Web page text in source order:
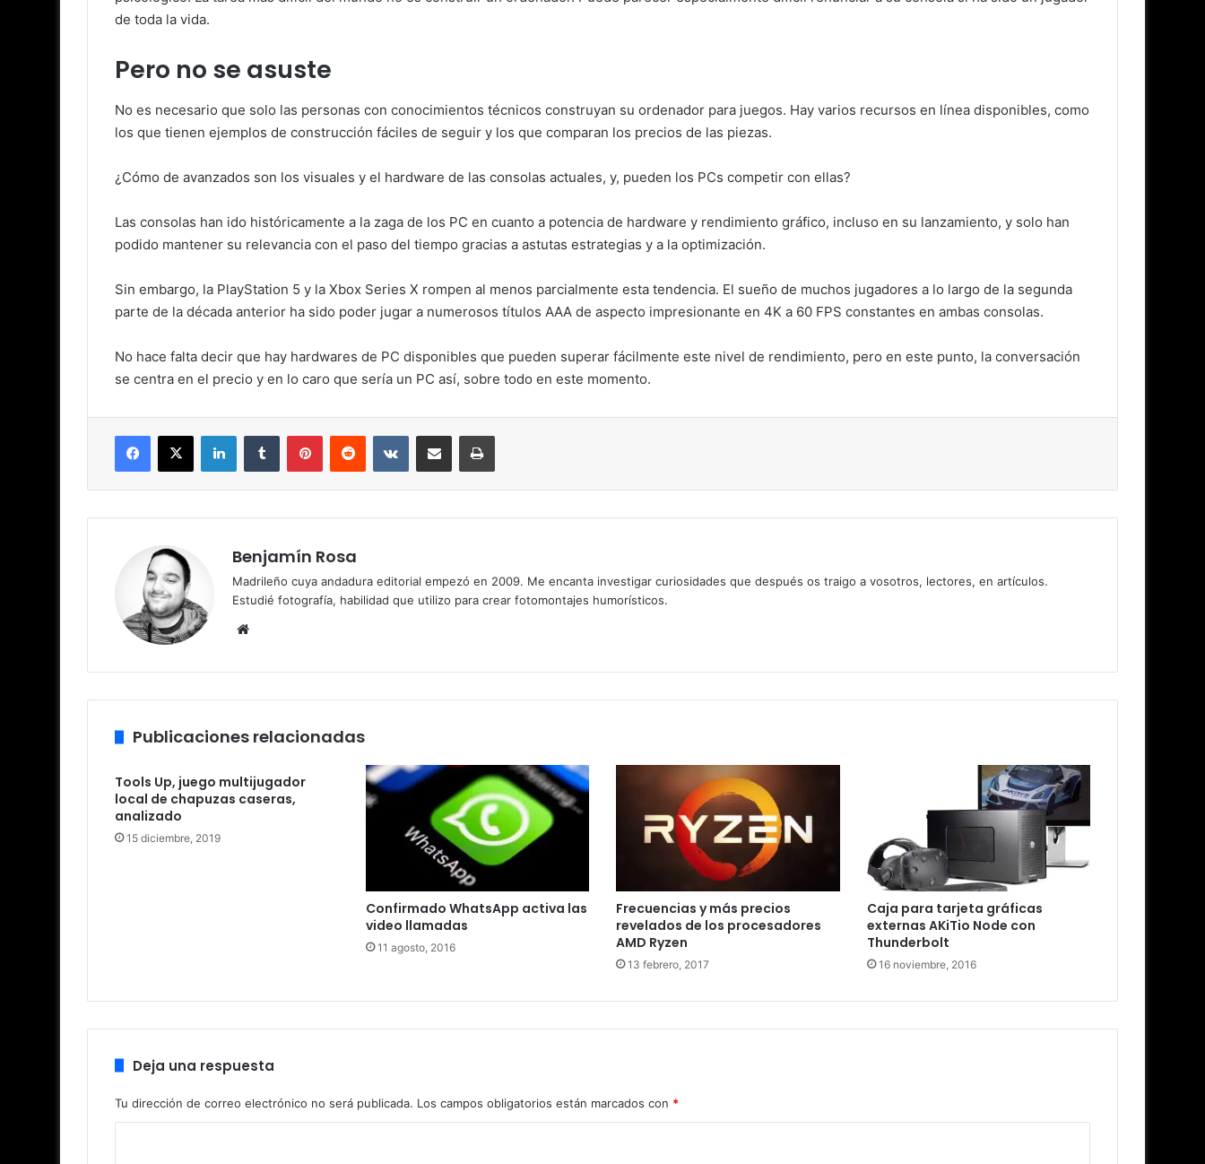
de toda la vida.
Pero no se asuste
No es necesario que solo las personas con conocimientos técnicos construyan su ordenador para juegos. Hay varios recursos en línea disponibles, como
los que tienen ejemplos de construcción fáciles de seguir y los que comparan los precios de las piezas.
¿Cómo de avanzados son los visuales y el hardware de las consolas actuales, y, pueden los PCs competir con ellas?
Las consolas han ido históricamente a la zaga de los PC en cuanto a potencia de hardware y rendimiento gráfico, incluso en su lanzamiento, y solo han
podido mantener su relevancia con el paso del tiempo gracias a astutas estrategias y a la optimización.
Sin embargo, la PlayStation 5 y la Xbox Series X rompen al menos parcialmente esta tendencia. El sueño de muchos jugadores a lo largo de la segunda
parte de la década anterior ha sido poder jugar a numerosos títulos AAA de aspecto impresionante en 4K a 60 FPS constantes en ambas consolas.
No hace falta decir que hay hardwares de PC disponibles que pueden superar fácilmente este nivel de rendimiento, pero en este punto, la conversación
se centra en el precio y en lo caro que sería un PC así, sobre todo en este momento.
Facebook
X LinkedInTumblr PinterestReddit VKontakteCompartir por correo electrónicoImprimir
Benjamín Rosa
Madrileño cuya andadura editorial empezó en 2009. Me encanta investigar curiosidades que después os traigo a vosotros, lectores, en artículos.
Estudié fotografía, habilidad que utilizo para crear fotomontajes humorísticos.
Publicaciones relacionadas
Tools Up, juego multijugador
local de chapuzas caseras,
analizado
15 diciembre, 2019
Confirmado WhatsApp activa las
video llamadas
11 agosto, 2016
Frecuencias y más precios
revelados de los procesadores
AMD Ryzen
13 febrero, 2017
Caja para tarjeta gráficas
externas AKiTio Node con
Thunderbolt
16 noviembre, 2016
Deja una respuesta
Tu dirección de correo electrónico no será publicada. Los campos obligatorios están marcados con *